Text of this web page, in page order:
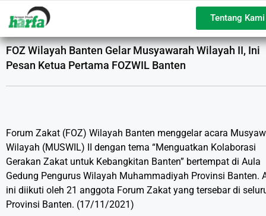
Tentang Kami
FOZ Wilayah Banten Gelar Musyawarah Wilayah II, Ini
Pesan Ketua Pertama FOZWIL Banten
Forum Zakat (FOZ) Wilayah Banten menggelar acara
Wilayah (MUSWIL) II dengan tema “Menguatkan Kolaborasi
Gerakan Zakat untuk Kebangkitan Banten” bertempat di Aula
Gedung Pengurus Wilayah Muhammadiyah Provinsi Banten.
ini diikuti oleh 21 anggota Forum Zakat yang tersebar di
Provinsi Banten. (17/11/2021)